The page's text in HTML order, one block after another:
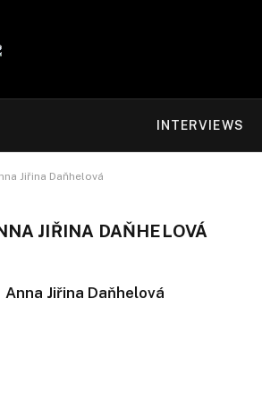
INTERVIEWS
Jiřina Daňhelová
JIŘINA DAŇHELOVÁ
Anna Jiřina Daňhelová